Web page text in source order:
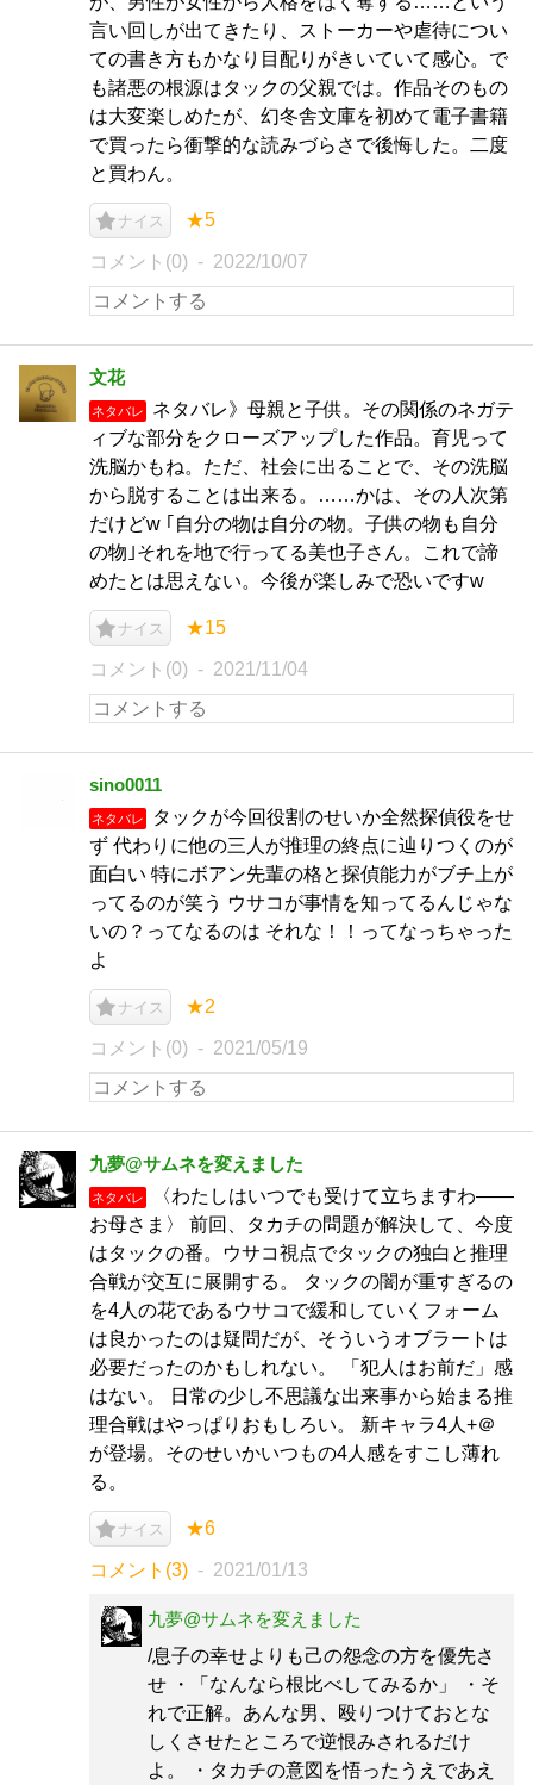
言い回しが出てきたり、ストーカーや虐待につい
ての書き方もかなり目配りがきいていて感心。で
も諸悪の根源はタックの父親では。作品そのもの
は大変楽しめたが、幻冬舎文庫を初めて電子書籍
で買ったら衝撃的な読みづらさで後悔した。二度
と買わん。
ナイス ★5
コメント(0) 2022/10/07
文花
ネタバレ
ネタバレ》母親と子供。その関係のネガテ
ィブな部分をクローズアップした作品。育児って
洗脳かもね。ただ、社会に出ることで、その洗脳
から脱することは出来る。……かは、その人次第
だけどw ｢自分の物は自分の物。子供の物も自分
の物｣それを地で行ってる美也子さん。これで諦
めたとは思えない。今後が楽しみで恐いですw
ナイス ★15
コメント(0) 2021/11/04
sino0011
ネタバレ
タックが今回役割のせいか全然探偵役をせ
ず 代わりに他の三人が推理の終点に辿りつくのが
面白い 特にボアン先輩の格と探偵能力がブチ上が
ってるのが笑う ウサコが事情を知ってるんじゃな
いの？ってなるのは それな！！ってなっちゃった
よ
ナイス ★2
コメント(0) 2021/05/19
九夢@サムネを変えました
ネタバレ
〈わたしはいつでも受けて立ちますわ――
お母さま〉 前回、タカチの問題が解決して、今度
はタックの番。ウサコ視点でタックの独白と推理
合戦が交互に展開する。 タックの闇が重すぎるの
を4人の花であるウサコで緩和していくフォーム
は良かったのは疑問だが、そういうオブラートは
必要だったのかもしれない。 「犯人はお前だ」感
はない。 日常の少し不思議な出来事から始まる推
理合戦はやっぱりおもしろい。 新キャラ4人+＠
が登場。そのせいかいつもの4人感をすこし薄れ
る。
ナイス ★6
コメント(3) 2021/01/13
九夢@サムネを変えました
/息子の幸せよりも己の怨念の方を優先さ
せ ・「なんなら根比べしてみるか」 ・そ
れで正解。あんな男、殴りつけておとな
しくさせたところで逆恨みされるだけ
よ。 ・タカチの意図を悟ったうえであえ